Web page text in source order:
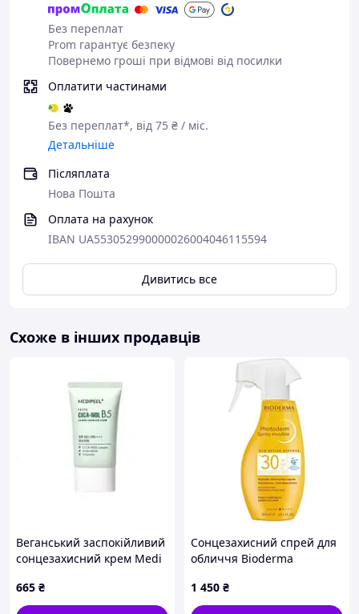
Ступінь захисту від
Сонця
Призначення
Матуючий ефект,
жирного блиску, Звуження
Бренд
Країна TM
Без переплат
Prom гарантує безпеку
Повернемо гроші при відмові від посилки
Оплатити частинами
Без переплат*, від 75 ₴ / міс.
Детальніше
Післяплата
Нова Пошта
Оплата на рахунок
IBAN UA553052990000026004046115594
Дивитись все
Схоже в інших продавців
Веганський заспокійливий
сонцезахисний крем Medi
665 ₴
Сонцезахисний спрей для
обличчя Bioderma
300 мл (3701129807255)
1 450 ₴